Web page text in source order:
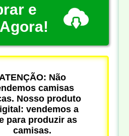
e
ATENÇÃO: Não
camisas
Nosso produto
vendemos a
para produzir as
camisas.